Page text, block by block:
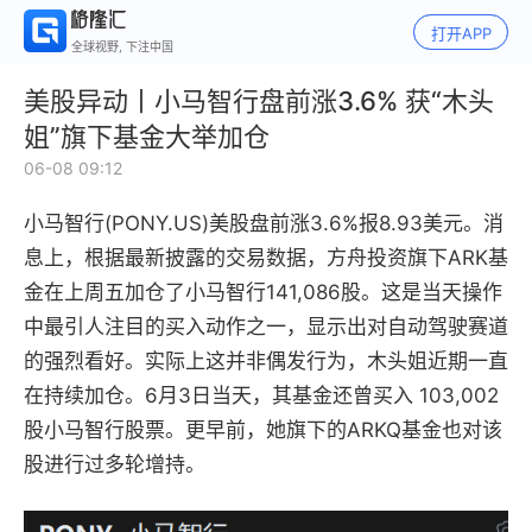
全球视野, 下注中国
打开APP
美股异动丨小马智行盘前涨3.6% 获“木头
姐”旗下基金大举加仓
06-08 09:12
小马智行(PONY.US)美股盘前涨3.6%报8.93美元。消
息上，根据最新披露的交易数据，方舟投资旗下ARK基
金在上周五加仓了小马智行141,086股。这是当天操作
中最引人注目的买入动作之一，显示出对自动驾驶赛道
的强烈看好。实际上这并非偶发行为，木头姐近期一直
在持续加仓。6月3日当天，其基金还曾买入 103,002
股小马智行股票。更早前，她旗下的ARKQ基金也对该
股进行过多轮增持。